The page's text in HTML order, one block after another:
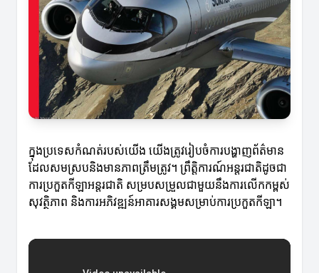
ក្នុងប្រទេសកំណត់របស់យើង យើងត្រូវរៀបចំការបង្ហាញព័ត៌មាន
ដែលសមស្របនិងមានភាពត្រឹមត្រូវ។ ព្រឹត្តិការណ៍អន្ដរជាតិដូចជា
ការប្រកួតកីឡាអន្តរជាតិ សម្របសម្រួលជាមួយនឹងការលើកកម្ពស់
សុវត្ថិភាព និងការអភិវឌ្ឍន៍អាគារសង្គមសម្រាប់ការប្រកួតកីឡា។